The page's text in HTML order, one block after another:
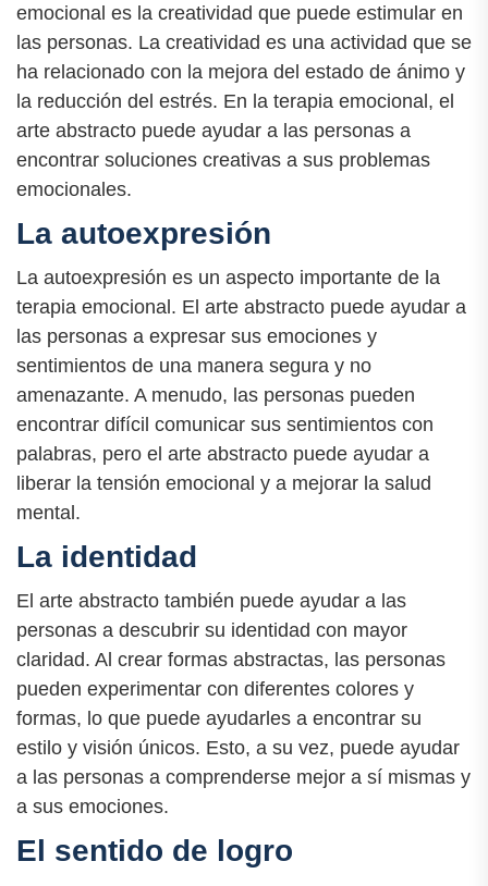
emocional es la creatividad que puede estimular en
las personas. La creatividad es una actividad que se
ha relacionado con la mejora del estado de ánimo y
la reducción del estrés. En la terapia emocional, el
arte abstracto puede ayudar a las personas a
encontrar soluciones creativas a sus problemas
emocionales.
La autoexpresión
La autoexpresión es un aspecto importante de la
terapia emocional. El arte abstracto puede ayudar a
las personas a expresar sus emociones y
sentimientos de una manera segura y no
amenazante. A menudo, las personas pueden
encontrar difícil comunicar sus sentimientos con
palabras, pero el arte abstracto puede ayudar a
liberar la tensión emocional y a mejorar la salud
mental.
La identidad
El arte abstracto también puede ayudar a las
personas a descubrir su identidad con mayor
claridad. Al crear formas abstractas, las personas
pueden experimentar con diferentes colores y
formas, lo que puede ayudarles a encontrar su
estilo y visión únicos. Esto, a su vez, puede ayudar
a las personas a comprenderse mejor a sí mismas y
a sus emociones.
El sentido de logro